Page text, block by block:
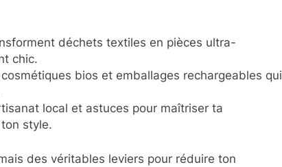
déchets textiles en pièces ultra-
chic.
bios et emballages rechargeables qui
local et astuces pour maîtriser ta
style.
des véritables leviers pour réduire ton